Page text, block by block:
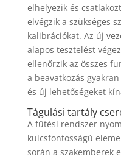
elhelyezik és
elvégzik a szükséges
kalibrációkat. Az új
alapos tesztelést
ellenőrzik az összes
a beavatkozás
és új lehetőségeket
Tágulási tartály
A fűtési rendszer
kulcsfontosságú
során a szakemberek